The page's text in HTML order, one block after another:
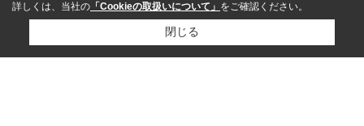
詳しくは、当社の 「Cookieの取扱いについて」 をご確認ください。
閉じる